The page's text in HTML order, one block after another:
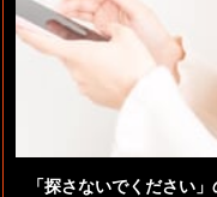
「探さないでください」